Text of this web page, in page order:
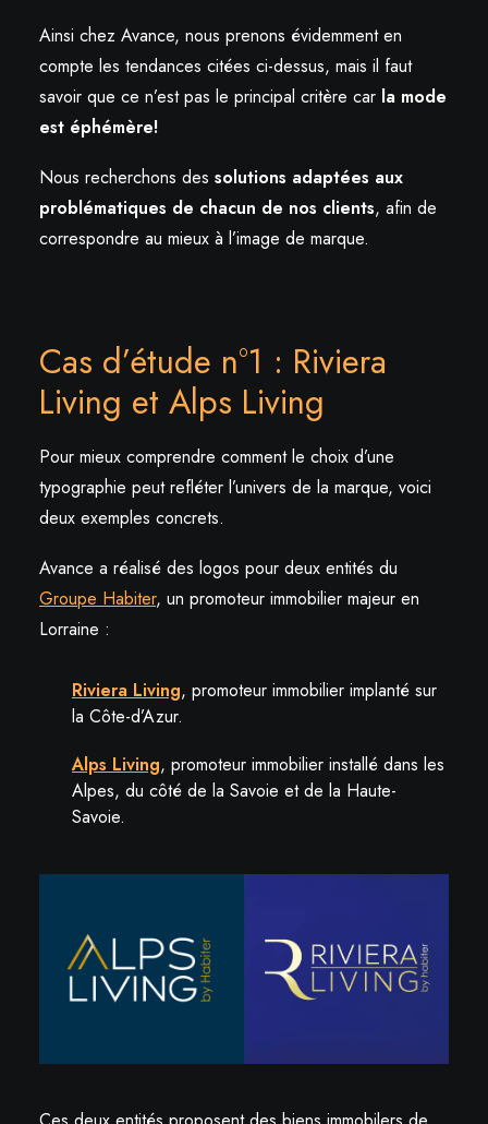
Ainsi chez Avance, nous prenons évidemment en
compte les tendances citées ci-dessus, mais il faut
savoir que ce n’est pas le principal critère car la mode
est éphémère!
Nous recherchons des solutions adaptées aux
problématiques de chacun de nos clients, afin de
correspondre au mieux à l’image de marque.
Cas d’étude n°1 : Riviera
Living et Alps Living
Pour mieux comprendre comment le choix d’une
typographie peut refléter l’univers de la marque, voici
deux exemples concrets.
Avance a réalisé des logos pour deux entités du
Groupe Habiter, un promoteur immobilier majeur en
Lorraine :
Riviera Living, promoteur immobilier implanté sur
la Côte-d’Azur.
Alps Living, promoteur immobilier installé dans les
Alpes, du côté de la Savoie et de la Haute-
Savoie.